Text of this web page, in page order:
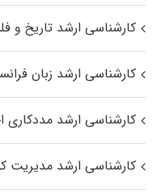
کارشناسی ارشد تاریخ و
کارشناسی ارشد زبان
کارشناسی ارشد مددکاری
کارشناسی ارشد مدیریت